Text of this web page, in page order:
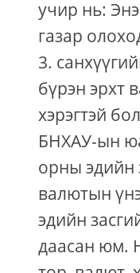
учир нь:
газар
бүрэн эрхт
хэрэгтэй
БНХАУ-ын
орны эдийн
валютын
эдийн
даасан юм.